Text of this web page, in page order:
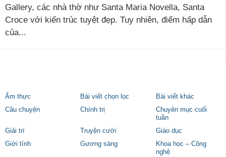
Gallery, các nhà thờ như Santa Maria Novella, Santa
Croce với kiến trúc tuyệt đẹp. Tuy nhiên, điểm hấp dẫn
của...
Ẩm thực Bài viết chọn lọc
Bài viết khác
Câu chuyện
Chính trị
Chuyên mục cuối
tuần
Giải trí
Truyện cười
Giáo dục
Giới tính
Gương sáng
Khoa học – Công
nghệ